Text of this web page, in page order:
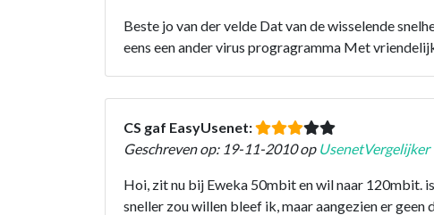
Beste jo van der velde Dat van de wisselende
eens een ander virus progragramma Met
CS gaf EasyUsenet:
Geschreven op: 19-11-2010 op UsenetVergelijker
Hoi, zit nu bij Eweka 50mbit en wil naar 120mbit.
sneller zou willen bleef ik, maar aangezien er